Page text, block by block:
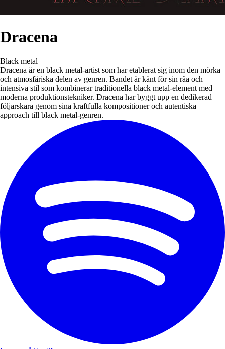
Dracena
Black metal
Dracena är en black metal-artist som har etablerat sig inom den mörka
och atmosfäriska delen av genren. Bandet är känt för sin råa och
intensiva stil som kombinerar traditionella black metal-element med
moderna produktionstekniker. Dracena har byggt upp en dedikerad
följarskara genom sina kraftfulla kompositioner och autentiska
approach till black metal-genren.